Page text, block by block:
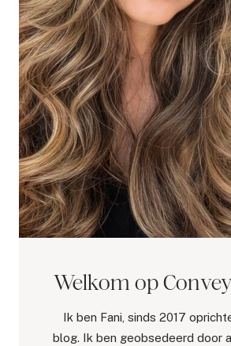
Welkom op
Ik ben Fani, sinds 2017
blog. Ik ben geobsedeerd door